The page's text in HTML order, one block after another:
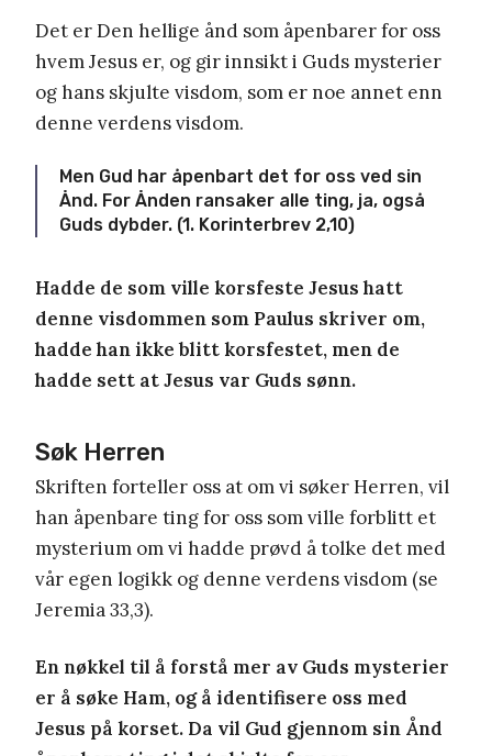
Det er Den hellige ånd som åpenbarer for oss
hvem Jesus er, og gir innsikt i Guds mysterier
og hans skjulte visdom, som er noe annet enn
denne verdens visdom.
Men Gud har åpenbart det for oss ved sin
Ånd. For Ånden ransaker alle ting, ja, også
Guds dybder. (1. Korinterbrev 2,10)
Hadde de som ville korsfeste Jesus hatt
denne visdommen som Paulus skriver om,
hadde han ikke blitt korsfestet, men de
hadde sett at Jesus var Guds sønn.
Søk Herren
Skriften forteller oss at om vi søker Herren, vil
han åpenbare ting for oss som ville forblitt et
mysterium om vi hadde prøvd å tolke det med
vår egen logikk og denne verdens visdom (se
Jeremia 33,3).
En nøkkel til å forstå mer av Guds mysterier
er å søke Ham, og å identifisere oss med
Jesus på korset. Da vil Gud gjennom sin Ånd